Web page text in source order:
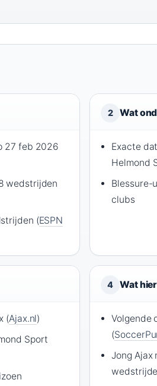
27 feb 2026
wedstrijden
(ESPN
2 Wat
Exacte
Helmond
Blessure-
clubs
(Ajax.nl)
Sport
4 Wat
Volgende
(
Jong Ajax